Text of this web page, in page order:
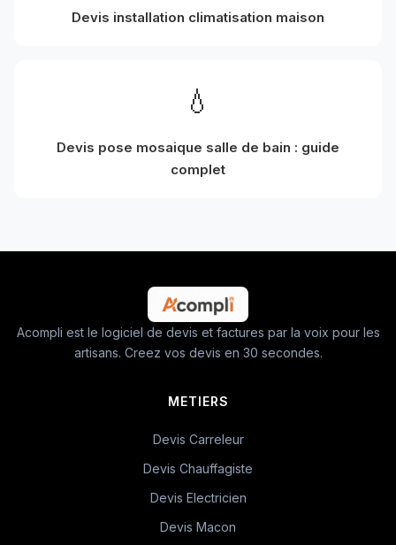
Devis installation climatisation maison
💧
Devis pose mosaique salle de bain : guide
complet
Acompli est le logiciel de devis et factures par la voix pour les
artisans. Creez vos devis en 30 secondes.
METIERS
Devis Carreleur
Devis Chauffagiste
Devis Electricien
Devis Macon